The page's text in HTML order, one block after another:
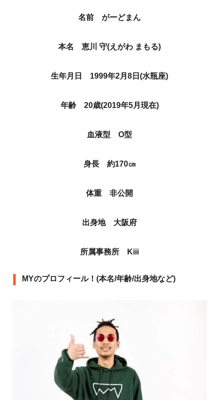
名前 がーどまん
本名 恵川 守(えがわ まもる)
生年月日 1999年2月8日(水瓶座)
年齢 20歳(2019年5月現在)
血液型 O型
身長 約170㎝
体重 非公開
出身地 大阪府
所属事務所 Kiii
MYのプロフィール！(本名/年齢/出身地など)